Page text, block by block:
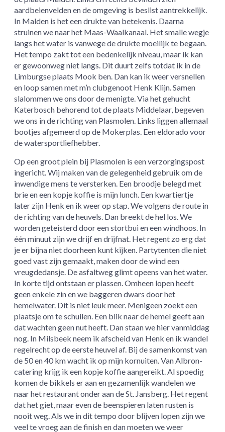
aardbeienvelden en de omgeving is beslist aantrekkelijk.
In Malden is het een drukte van betekenis. Daarna
struinen we naar het Maas-Waalkanaal. Het smalle wegje
langs het water is vanwege de drukte moeilijk te begaan.
Het tempo zakt tot een bedenkelijk niveau, maar ik kan
er gewoonweg niet langs. Dit duurt zelfs totdat ik in de
Limburgse plaats Mook ben. Dan kan ik weer versnellen
en loop samen met m’n clubgenoot Henk Klijn. Samen
slalommen we ons door de menigte. Via het gehucht
Katerbosch behorend tot de plaats Middelaar, begeven
we ons in de richting van Plasmolen. Links liggen allemaal
bootjes afgemeerd op de Mokerplas. Een eldorado voor
de watersportliefhebber.
Op een groot plein bij Plasmolen is een verzorgingspost
ingericht. Wij maken van de gelegenheid gebruik om de
inwendige mens te versterken. Een broodje belegd met
brie en een kopje koffie is mijn lunch. Een kwartiertje
later zijn Henk en ik weer op stap. We volgens de route in
de richting van de heuvels. Dan breekt de hel los. We
worden geteisterd door een stortbui en een windhoos. In
één minuut zijn we drijf en drijfnat. Het regent zo erg dat
je er bijna niet doorheen kunt kijken. Partytenten die niet
goed vast zijn gemaakt, maken door de wind een
vreugdedansje. De asfaltweg glimt opeens van het water.
In korte tijd ontstaan er plassen. Omheen lopen heeft
geen enkele zin en we baggeren dwars door het
hemelwater. Dit is niet leuk meer. Menigeen zoekt een
plaatsje om te schuilen. Een blik naar de hemel geeft aan
dat wachten geen nut heeft. Dan staan we hier vanmiddag
nog. In Milsbeek neem ik afscheid van Henk en ik wandel
regelrecht op de eerste heuvel af. Bij de samenkomst van
de 50 en 40 km wacht ik op mijn kornuiten. Van Albron-
catering krijg ik een kopje koffie aangereikt. Al spoedig
komen de bikkels er aan en gezamenlijk wandelen we
naar het restaurant onder aan de St. Jansberg. Het regent
dat het giet, maar even de beenspieren laten rusten is
nooit weg. Als we in dit tempo door blijven lopen zijn we
veel te vroeg aan de finish en dan moeten we weer